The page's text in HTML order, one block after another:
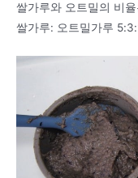
쌀가루와 오트밀의 비
쌀가루: 오트밀가루